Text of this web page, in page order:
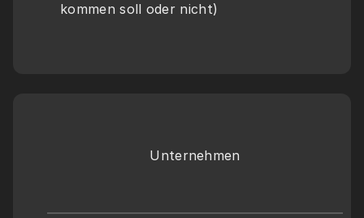
kommen soll oder nicht)
Unternehmen